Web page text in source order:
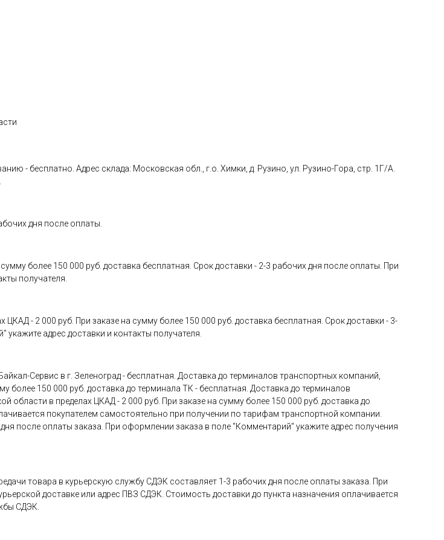
- бесплатно. Адрес склада: Московская обл., г.о. Химки, д. Рузино, ул. Рузино-Гора, стр. 1Г/А.
дня после оплаты.
более 150 000 руб. доставка бесплатная. Срок доставки - 2-3 рабочих дня после оплаты. При
получателя.
- 2 000 руб. При заказе на сумму более 150 000 руб. доставка бесплатная. Срок доставки - 3-
адрес доставки и контакты получателя.
Сервис в г. Зеленоград - бесплатная. Доставка до терминалов транспортных компаний,
150 000 руб. доставка до терминала ТК - бесплатная. Доставка до терминалов
в пределах ЦКАД - 2 000 руб. При заказе на сумму более 150 000 руб. доставка до
покупателем самостоятельно при получении по тарифам транспортной компании.
после оплаты заказа. При оформлении заказа в поле "Комментарий" укажите адрес получения
товара в курьерскую службу СДЭК составляет 1-3 рабочих дня после оплаты заказа. При
доставке или адрес ПВЗ СДЭК. Стоимость доставки до пункта назначения оплачивается
СДЭК.